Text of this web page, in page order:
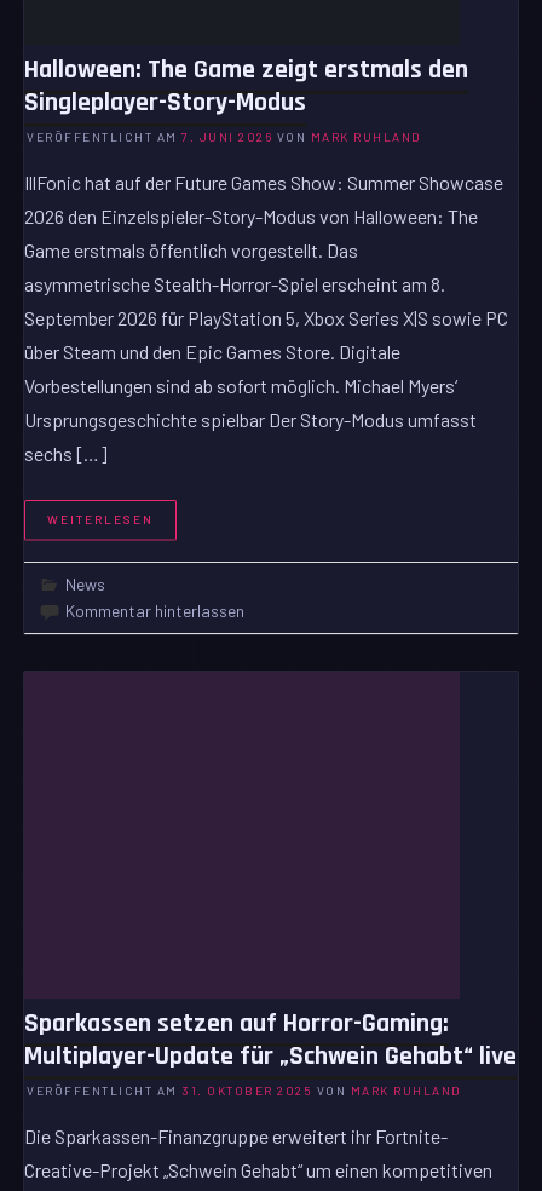
Halloween: The Game zeigt erstmals den
Singleplayer-Story-Modus
VERÖFFENTLICHT AM7. JUNI 2026 VON MARK RUHLAND
IllFonic hat auf der Future Games Show: Summer Showcase
2026 den Einzelspieler-Story-Modus von Halloween: The
Game erstmals öffentlich vorgestellt. Das
asymmetrische Stealth-Horror-Spiel erscheint am 8.
September 2026 für PlayStation 5, Xbox Series X|S sowie PC
über Steam und den Epic Games Store. Digitale
Vorbestellungen sind ab sofort möglich. Michael Myers‘
Ursprungsgeschichte spielbar Der Story-Modus umfasst
sechs […]
WEITERLESEN
News
Kommentar hinterlassen
Sparkassen setzen auf Horror-Gaming:
Multiplayer-Update für „Schwein Gehabt“ live
VERÖFFENTLICHT AM 31. OKTOBER 2025 VON MARK RUHLAND
Die Sparkassen-Finanzgruppe erweitert ihr Fortnite-
Creative-Projekt „Schwein Gehabt“ um einen kompetitiven